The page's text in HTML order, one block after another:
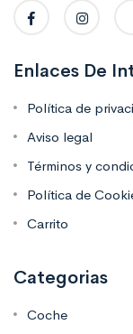
Enlaces De
Política de
Aviso legal
Términos y
Política de
Carrito
Categorias
Coche